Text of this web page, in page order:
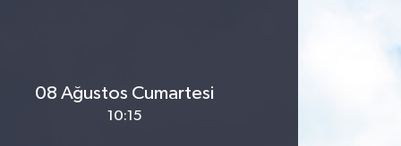
08 Ağustos Cumartesi
10:15